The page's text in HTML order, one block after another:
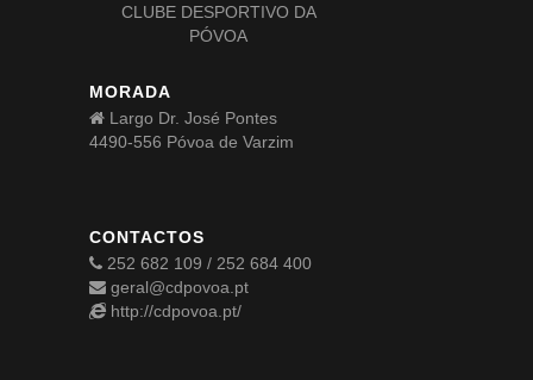
CLUBE DESPORTIVO DA
PÓVOA
MORADA
Largo Dr. José Pontes
4490-556 Póvoa de Varzim
CONTACTOS
252 682 109 / 252 684 400
geral@cdpovoa.pt
http://cdpovoa.pt/